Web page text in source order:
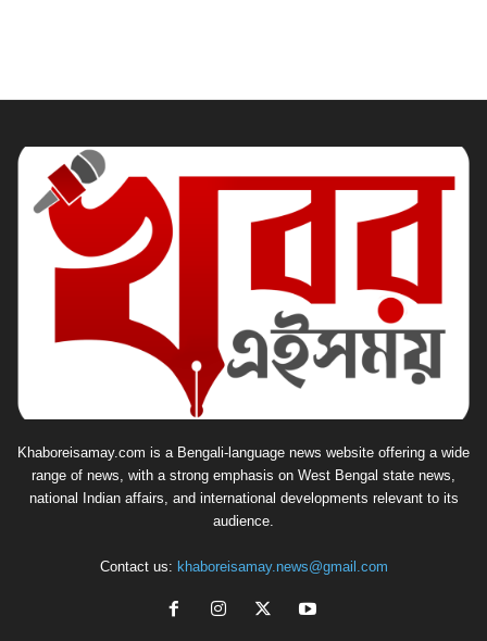
Khaboreisamay.com is a Bengali-language news website offering a wide
range of news, with a strong emphasis on West Bengal state news,
national Indian affairs, and international developments relevant to its
audience.
Contact us: khaboreisamay.news@gmail.com